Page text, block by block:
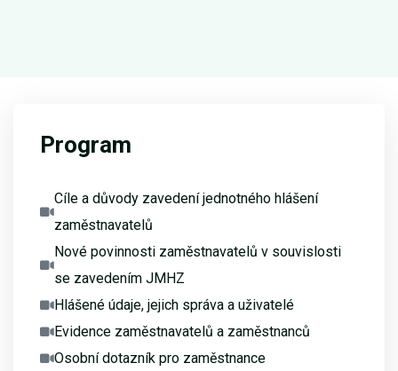
Program
Cíle a důvody zavedení jednotného hlášení
zaměstnavatelů
Nové povinnosti zaměstnavatelů v souvislosti
se zavedením JMHZ
Hlášené údaje, jejich správa a uživatelé
Evidence zaměstnavatelů a zaměstnanců
Osobní dotazník pro zaměstnance